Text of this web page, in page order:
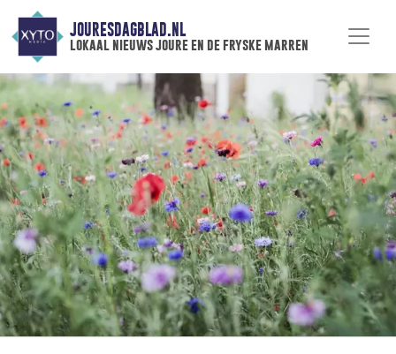
JOURESDAGBLAD.NL
lokaal nieuws joure en de fryske marren